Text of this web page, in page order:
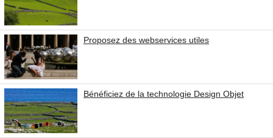
Proposez des webservices utiles
Bénéficiez de la technologie Design Objet